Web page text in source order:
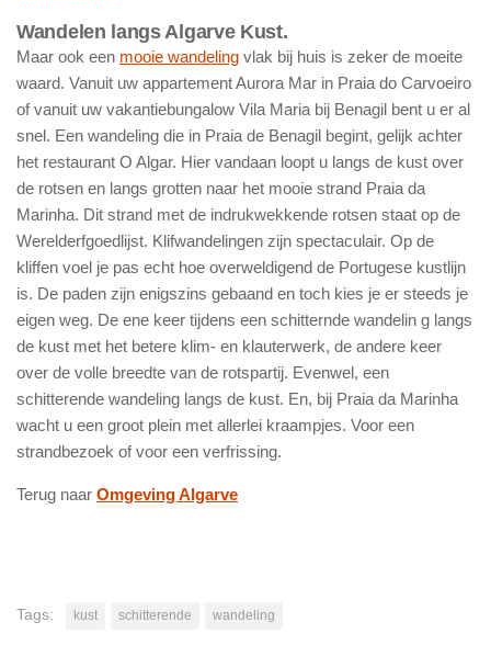
Wandelen langs Algarve Kust.
Maar ook een mooie wandeling vlak bij huis is zeker de moeite
waard. Vanuit uw appartement Aurora Mar in Praia do Carvoeiro
of vanuit uw vakantiebungalow Vila Maria bij Benagil bent u er al
snel. Een wandeling die in Praia de Benagil begint, gelijk achter
het restaurant O Algar. Hier vandaan loopt u langs de kust over
de rotsen en langs grotten naar het mooie strand Praia da
Marinha. Dit strand met de indrukwekkende rotsen staat op de
Werelderfgoedlijst. Klifwandelingen zijn spectaculair. Op de
kliffen voel je pas echt hoe overweldigend de Portugese kustlijn
is. De paden zijn enigszins gebaand en toch kies je er steeds je
eigen weg. De ene keer tijdens een schitternde wandelin g langs
de kust met het betere klim- en klauterwerk, de andere keer
over de volle breedte van de rotspartij. Evenwel, een
schitterende wandeling langs de kust. En, bij Praia da Marinha
wacht u een groot plein met allerlei kraampjes. Voor een
strandbezoek of voor een verfrissing.
Terug naar Omgeving Algarve
Tags: kust schitterende wandeling